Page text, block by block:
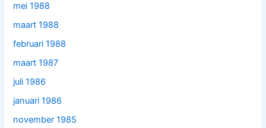
mei 1988
maart 1988
februari 1988
maart 1987
juli 1986
januari 1986
november 1985